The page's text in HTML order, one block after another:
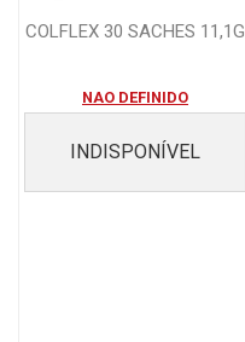
COLFLEX 30 SACHES 11,1G
NAO DEFINIDO
INDISPONÍVEL